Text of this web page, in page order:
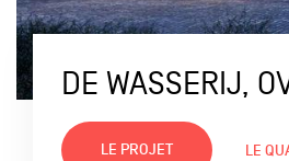
DE WASSERIJ,
LE PROJET LE